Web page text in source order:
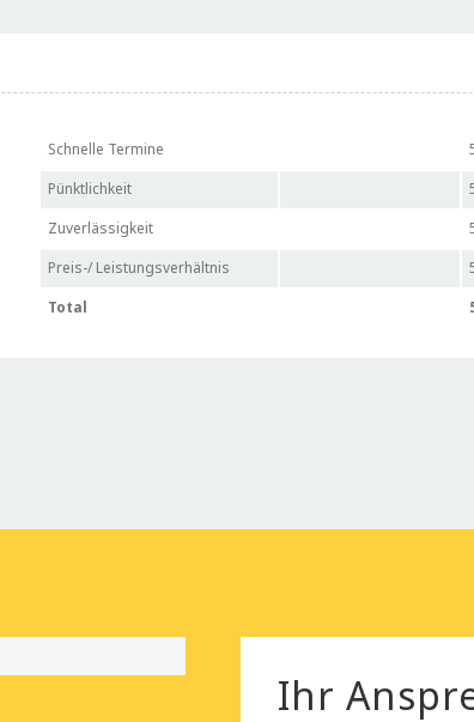
Schnelle Termine
Pünktlichkeit
Zuverlässigkeit
Preis-/ Leistungsverhältnis
Total
Ihr